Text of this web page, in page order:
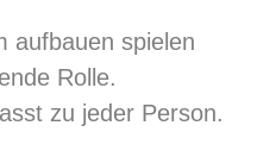
aufbauen spielen
Rolle.
zu jeder Person.